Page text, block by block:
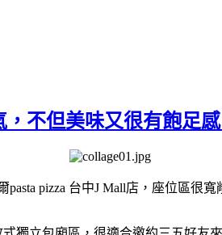
不但美味又很有飽足感
pasta pizza 台中J Mall店，座位區很寬